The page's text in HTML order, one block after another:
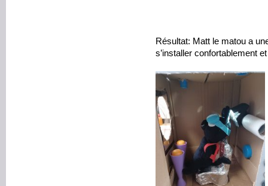
Résultat: Matt le matou a
s’installer confortablement